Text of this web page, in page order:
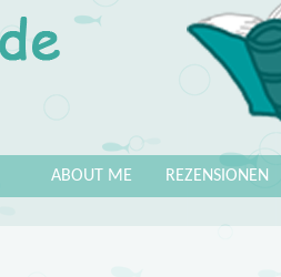
REZENSIONEN
ABOUT ME